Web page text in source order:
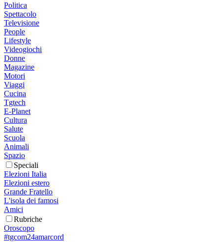
Politica
Spettacolo
Televisione
People
Lifestyle
Videogiochi
Donne
Magazine
Motori
Viaggi
Cucina
Tgtech
E-Planet
Cultura
Salute
Scuola
Animali
Spazio
Speciali
Elezioni Italia
Elezioni estero
Grande Fratello
L'isola dei famosi
Amici
Rubriche
Oroscopo
#tgcom24amarcord